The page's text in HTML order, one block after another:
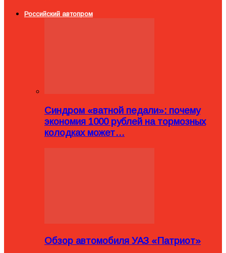
Российский автопром
Синдром «ватной педали»: почему
экономия 1000 рублей на тормозных
колодках может…
Обзор автомобиля УАЗ «Патриот»